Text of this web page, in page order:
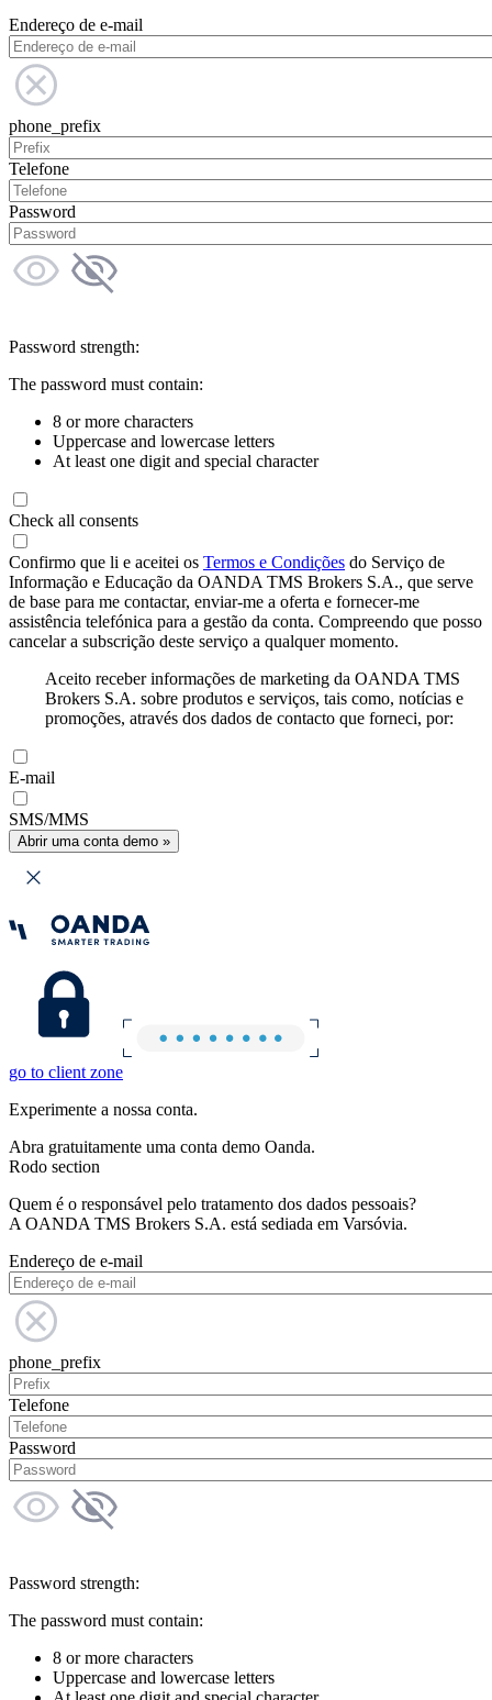
Endereço de e-mail
phone_prefix
Telefone
Password
Password strength:
The password must contain:
8 or more characters
Uppercase and lowercase letters
At least one digit and special character
Check all consents
Confirmo que li e aceitei os Termos e Condições do Serviço de
Informação e Educação da OANDA TMS Brokers S.A., que serve
de base para me contactar, enviar-me a oferta e fornecer-me
assistência telefónica para a gestão da conta. Compreendo que posso
cancelar a subscrição deste serviço a qualquer momento.
Aceito receber informações de marketing da OANDA TMS
Brokers S.A. sobre produtos e serviços, tais como, notícias e
promoções, através dos dados de contacto que forneci, por:
E-mail
SMS/MMS
Abrir uma conta demo »
go to client zone
Experimente a nossa conta.
Abra gratuitamente uma conta demo Oanda.
Rodo section
Quem é o responsável pelo tratamento dos dados pessoais?
A OANDA TMS Brokers S.A. está sediada em Varsóvia.
Endereço de e-mail
phone_prefix
Telefone
Password
Password strength:
The password must contain:
8 or more characters
Uppercase and lowercase letters